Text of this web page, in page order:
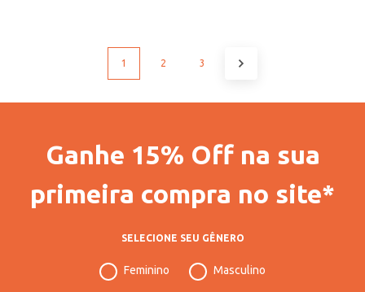
1 2 3
Ganhe 15% Off na sua
primeira compra no site*
SELECIONE SEU GÊNERO
Feminino Masculino